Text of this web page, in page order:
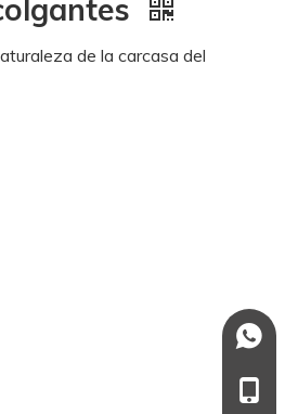
de la carcasa del